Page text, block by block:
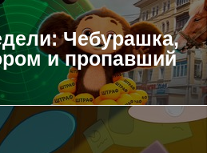
Чебурашка,
и пропавший